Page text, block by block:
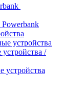
Powerbank
устройства
/
устройства